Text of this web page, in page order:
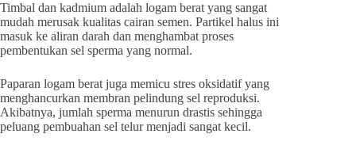
Timbal dan kadmium adalah logam berat yang sangat
mudah merusak kualitas cairan semen. Partikel halus ini
masuk ke aliran darah dan menghambat proses
pembentukan sel sperma yang normal.
Paparan logam berat juga memicu stres oksidatif yang
menghancurkan membran pelindung sel reproduksi.
Akibatnya, jumlah sperma menurun drastis sehingga
peluang pembuahan sel telur menjadi sangat kecil.